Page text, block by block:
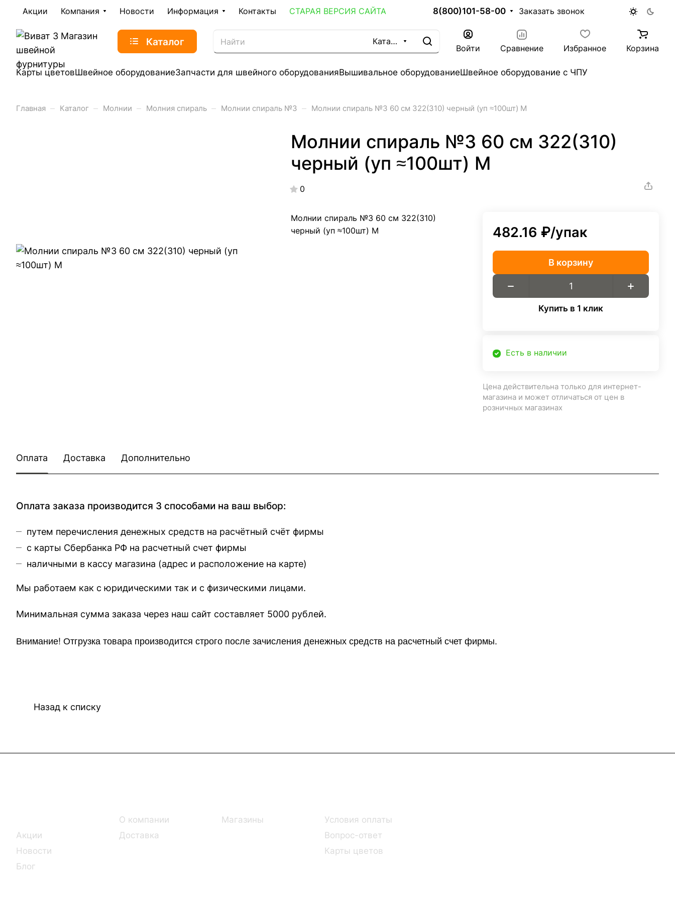
Акции Компания Новости Информация Контакты СТАРАЯ ВЕРСИЯ САЙТА 8(800)101-58-00 Заказать звонок
Каталог Каталог
Войти Сравнение Избранное Корзина
Карты цветовШвейное оборудованиеЗапчасти для швейного оборудованияВышивальное оборудованиеШвейное оборудование с ЧПУ
Главная – Каталог – Молнии – Молния спираль – Молнии спираль №3 – Молнии спираль №3 60 см 322(310) черный (уп ≈100шт) М
Молнии спираль №3 60 см 322(310)
черный (уп ≈100шт) М
0
Молнии спираль №3 60 см 322(310)
черный (уп ≈100шт) М
482.16 ₽/упак
В корзину
Купить в 1 клик
Есть в наличии
Цена действительна только для интернет-
магазина и может отличаться от цен в
розничных магазинах
Оплата Доставка Дополнительно
Оплата заказа производится 3 способами на ваш выбор:
путем перечисления денежных средств на расчётный счёт фирмы
с карты Сбербанка РФ на расчетный счет фирмы
наличными в кассу магазина (адрес и расположение на карте)
Мы работаем как с юридическими так и с физическими лицами.
Минимальная сумма заказа через наш сайт составляет 5000 рублей.
Внимание! Отгрузка товара производится строго после зачисления денежных средств на расчетный счет фирмы.
Назад к списку
Акции
Новости
Блог
О компании
Доставка
Магазины
Условия оплаты
Вопрос-ответ
Карты цветов